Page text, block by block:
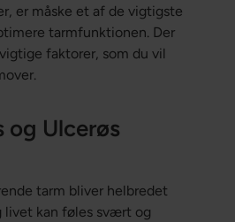
er måske et af de vigtigste
tarmfunktionen. Der
faktorer, som du vil
og Ulcerøs
tarm bliver helbredet
kan føles svært og